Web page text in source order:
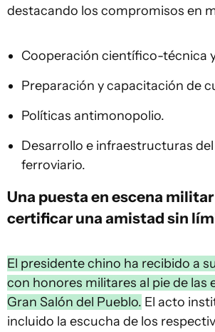
destacando los compromisos en
Cooperación científico-técnica
Preparación y capacitación de
Políticas antimonopolio.
Desarrollo e infraestructuras
ferroviario.
Una puesta en escena
certificar una amistad sin
El presidente chino ha recibido a
con honores militares al pie de las
Gran Salón del Pueblo. El acto
incluido la escucha de los